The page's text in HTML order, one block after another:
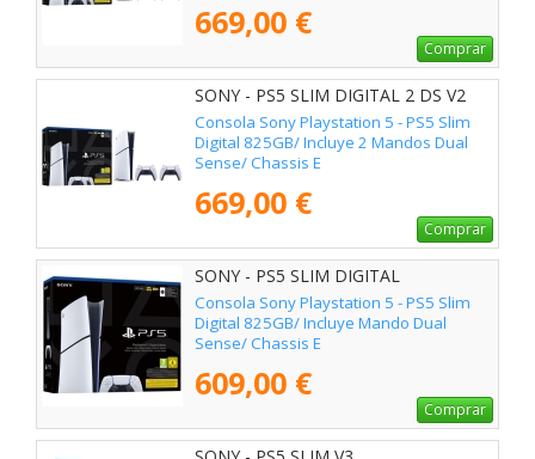
669,00 €
Comprar
SONY - PS5 SLIM DIGITAL 2 DS V2
Consola Sony Playstation 5 - PS5 Slim
Digital 825GB/ Incluye 2 Mandos Dual
Sense/ Chassis E
669,00 €
Comprar
SONY - PS5 SLIM DIGITAL
Consola Sony Playstation 5 - PS5 Slim
Digital 825GB/ Incluye Mando Dual
Sense/ Chassis E
609,00 €
Comprar